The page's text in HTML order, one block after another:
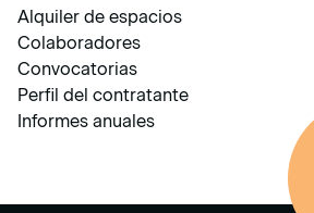
Alquiler de espacios
Colaboradores
Convocatorias
Perfil del contratante
Informes anuales